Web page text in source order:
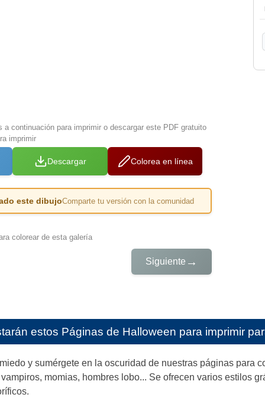
a continuación para imprimir o descargar este PDF gratuito
imprimir
Descargar Colorea en línea
este dibujoComparte tu versión con la comunidad
colorear de esta galería
Siguiente →
estos Páginas de Halloween para imprimir
y sumérgete en la oscuridad de nuestras páginas para
momias, hombres lobo... Se ofrecen varios estilos